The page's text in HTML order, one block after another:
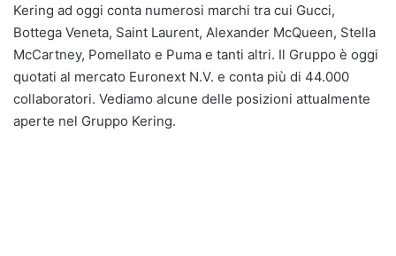
Kering ad oggi conta numerosi marchi tra cui Gucci,
Bottega Veneta, Saint Laurent, Alexander McQueen, Stella
McCartney, Pomellato e Puma e tanti altri. Il Gruppo è oggi
quotati al mercato Euronext N.V. e conta più di 44.000
collaboratori. Vediamo alcune delle posizioni attualmente
aperte nel Gruppo Kering.